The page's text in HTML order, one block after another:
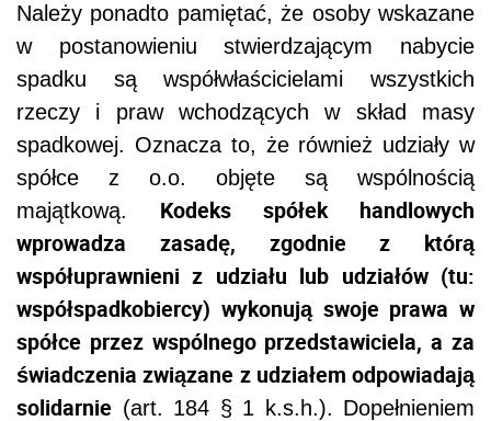
Należy ponadto pamiętać, że osoby wskazane
w postanowieniu stwierdzającym nabycie
spadku są współwłaścicielami wszystkich
rzeczy i praw wchodzących w skład masy
spadkowej. Oznacza to, że również udziały w
spółce z o.o. objęte są wspólnością
majątkową. Kodeks spółek handlowych
wprowadza zasadę, zgodnie z którą
współuprawnieni z udziału lub udziałów (tu:
współspadkobiercy) wykonują swoje prawa w
spółce przez wspólnego przedstawiciela, a za
świadczenia związane z udziałem odpowiadają
solidarnie (art. 184 § 1 k.s.h.). Dopełnieniem